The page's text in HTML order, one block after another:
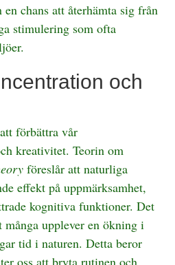
chans att återhämta sig från
stimulering som ofta
och
förbättra vår
kreativitet. Teorin om
föreslår att naturliga
effekt på uppmärksamhet,
kognitiva funktioner. Det
upplever en ökning i
tid i naturen. Detta beror
oss att bryta rutinen och